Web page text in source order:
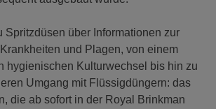
Spritzdüsen über Informationen zur
und Plagen, von einem
hygienischen Kulturwechsel bis hin zu
Umgang mit Flüssigdüngern: das
die ab sofort in der Royal Brinkman